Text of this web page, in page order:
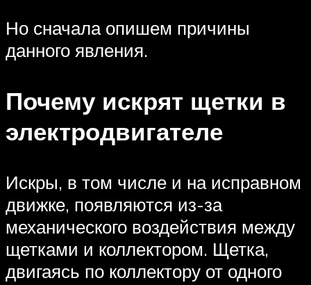
Но сначала опишем причины
данного явления.
Почему искрят щетки в
электродвигателе
Искры, в том числе и на исправном
движке, появляются из-за
механического воздействия между
щетками и коллектором. Щетка,
двигаясь по коллектору от одного